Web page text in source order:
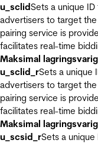
u_sclidSets a unique
advertisers to target
pairing service is
facilitates real-time
Maksimal
u_sclid_rSets a unique
advertisers to target
pairing service is
facilitates real-time
Maksimal
u_scsid_rSets a